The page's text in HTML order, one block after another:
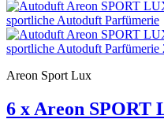
Areon Sport Lux
6 x Areon SPORT